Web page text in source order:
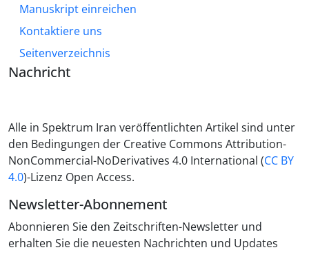
Manuskript einreichen
Kontaktiere uns
Seitenverzeichnis
Nachricht
Alle in Spektrum Iran veröffentlichten Artikel sind unter
den Bedingungen der Creative Commons Attribution-
NonCommercial-NoDerivatives 4.0 International (CC BY
4.0)-Lizenz Open Access.
Newsletter-Abonnement
Abonnieren Sie den Zeitschriften-Newsletter und
erhalten Sie die neuesten Nachrichten und Updates